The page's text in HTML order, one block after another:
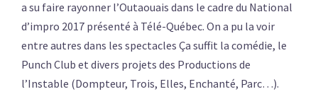
a su faire rayonner l’Outaouais dans le cadre du National
d’impro 2017 présenté à Télé-Québec. On a pu la voir
entre autres dans les spectacles Ça suffit la comédie, le
Punch Club et divers projets des Productions de
l’Instable (Dompteur, Trois, Elles, Enchanté, Parc…).